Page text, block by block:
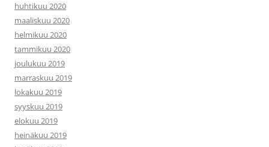
huhtikuu 2020
maaliskuu 2020
helmikuu 2020
tammikuu 2020
joulukuu 2019
marraskuu 2019
lokakuu 2019
syyskuu 2019
elokuu 2019
heinäkuu 2019